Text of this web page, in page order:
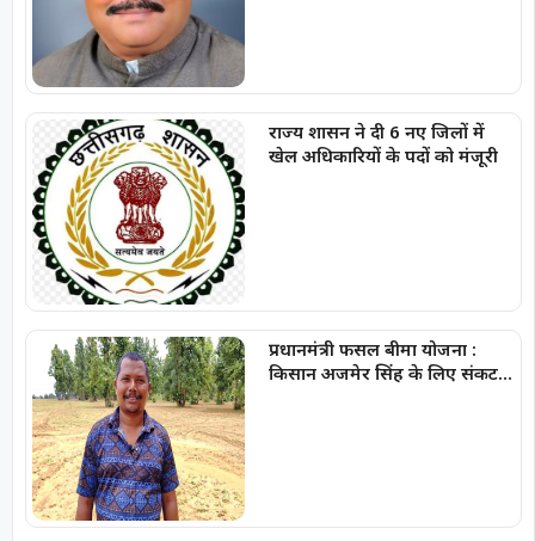
राज्य शासन ने दी 6 नए जिलों में
खेल अधिकारियों के पदों को मंजूरी
प्रधानमंत्री फसल बीमा योजना :
किसान अजमेर सिंह के लिए संकट